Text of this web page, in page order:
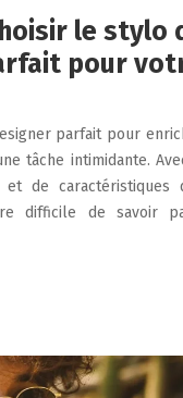
le stylo
pour
parfait pour
tâche intimidante.
et de caractéristiques
difficile de savoir